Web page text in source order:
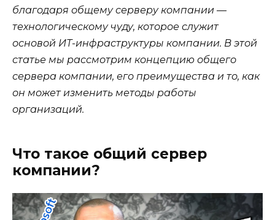
благодаря общему серверу компании —
технологическому чуду, которое служит
основой ИТ-инфраструктуры компании. В этой
статье мы рассмотрим концепцию общего
сервера компании, его преимущества и то, как
он может изменить методы работы
организаций.
Что такое общий сервер
компании?